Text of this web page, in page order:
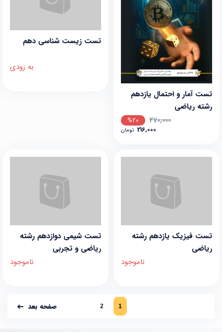
تست آمار و احتمال یازدهم
رشته ریاضی
270,000
%20
216,000 تومان
تست زیست شناسی دهم
به زودی
تست فیزیک یازدهم رشته
ریاضی
ناموجود
تست شیمی دوازدهم رشته
ریاضی و تجربی
ناموجود
1
2 صفحه بعد